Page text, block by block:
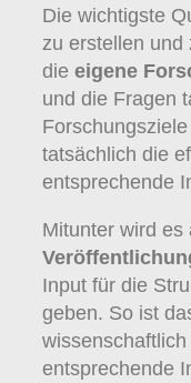
sich auch
Fragen
Validität,
ersetzt
nochmals
gestaltet
Die wichtigste
zu erstellen und
die eigene
und die Fragen
tatsächlich die
entsprechende
Mitunter wird es
Input für die
geben. So ist
entsprechende